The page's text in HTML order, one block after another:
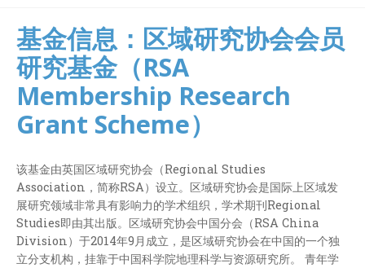
基金信息：区域研究协会会员
研究基金（RSA
Membership Research
Grant Scheme）
该基金由英国区域研究协会（Regional Studies
Association，简称RSA）设立。区域研究协会是国际上区域发
展研究领域非常具有影响力的学术组织，学术期刊Regional
Studies即由其出版。区域研究协会中国分会（RSA China
Division）于2014年9月成立，是区域研究协会在中国的一个独
立分支机构，挂靠于中国科学院地理科学与资源研究所。 青年学